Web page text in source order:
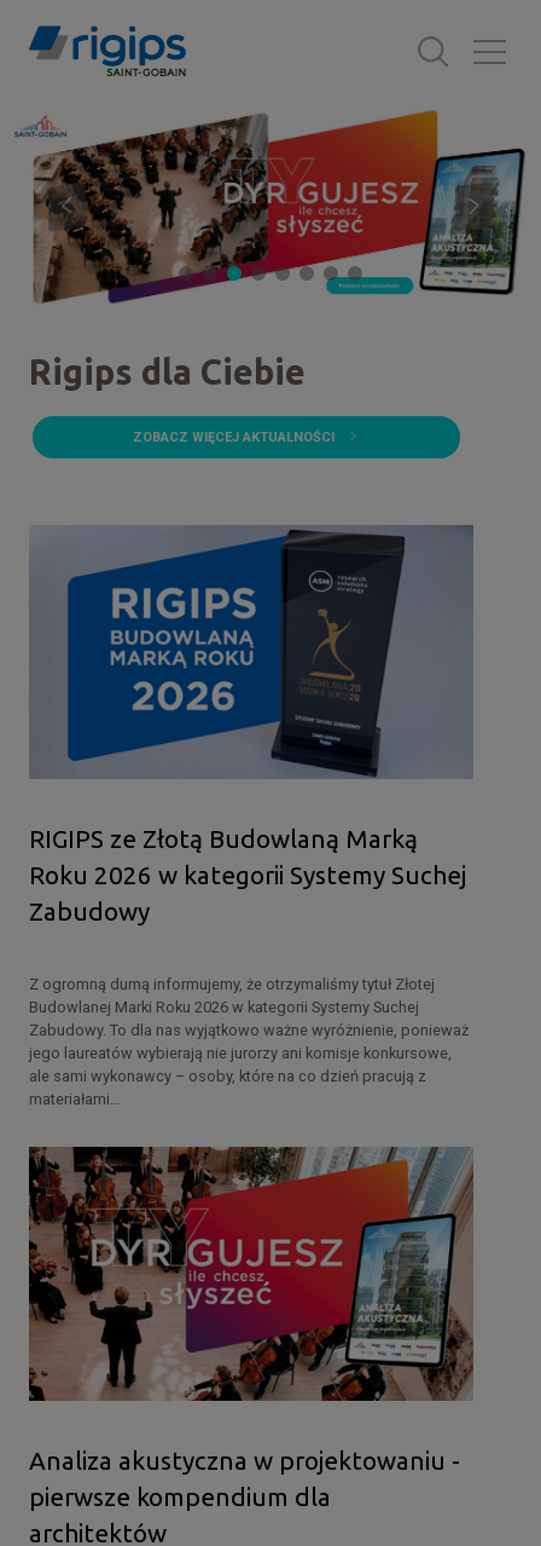
Rigips dla Ciebie
RIGIPS ze Złotą Budowlaną Marką
Roku 2026 w kategorii Systemy Suchej
Zabudowy
Z ogromną dumą informujemy, że otrzymaliśmy tytuł Złotej
Budowlanej Marki Roku 2026 w kategorii Systemy Suchej
Zabudowy. To dla nas wyjątkowo ważne wyróżnienie, ponieważ
jego laureatów wybierają nie jurorzy ani komisje konkursowe,
ale sami wykonawcy – osoby, które na co dzień pracują z
materiałami...
Analiza akustyczna w projektowaniu -
pierwsze kompendium dla
architektów
ZOBACZ WIĘCEJ AKTUALNOŚCI